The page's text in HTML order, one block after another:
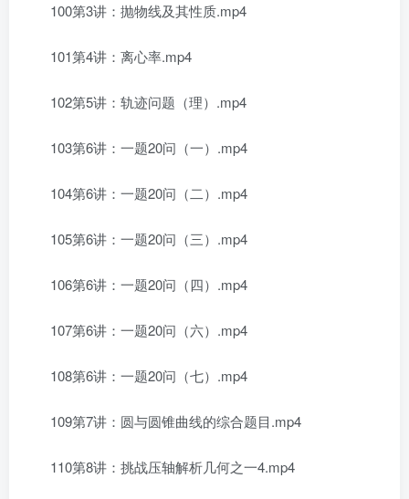
100第3讲：抛物线及其性质.mp4
101第4讲：离心率.mp4
102第5讲：轨迹问题（理）.mp4
103第6讲：一题20问（一）.mp4
104第6讲：一题20问（二）.mp4
105第6讲：一题20问（三）.mp4
106第6讲：一题20问（四）.mp4
107第6讲：一题20问（六）.mp4
108第6讲：一题20问（七）.mp4
109第7讲：圆与圆锥曲线的综合题目.mp4
110第8讲：挑战压轴解析几何之一4.mp4